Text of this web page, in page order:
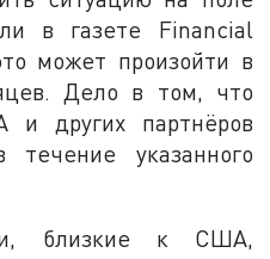
в газете Financial
может произойти в
Дело в том, что
других партнёров
указанного
близкие к США,